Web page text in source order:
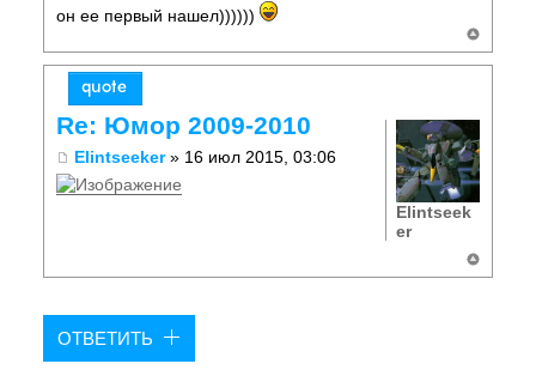
он ее первый нашел))))))
Re: Юмор 2009-2010
Elintseeker» 16 июл 2015, 03:06
Elintseek
er
ОТВЕТИТЬ